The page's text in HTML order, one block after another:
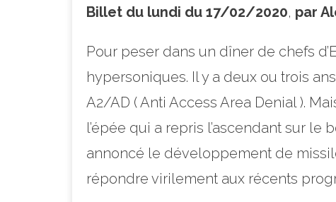
Billet du lundi du 17/02/2020, par
Pour peser dans un dîner de chefs
hypersoniques. Il y a deux ou trois
A2/AD ( Anti Access Area Denial ).
l’épée qui a repris l’ascendant sur
annoncé le développement de
répondre virilement aux récents